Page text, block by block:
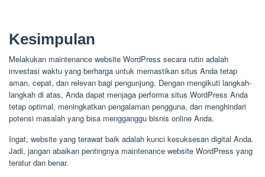
Kesimpulan
Melakukan maintenance website WordPress secara rutin adalah
investasi waktu yang berharga untuk memastikan situs Anda tetap
aman, cepat, dan relevan bagi pengunjung. Dengan mengikuti langkah-
langkah di atas, Anda dapat menjaga performa situs WordPress Anda
tetap optimal, meningkatkan pengalaman pengguna, dan menghindari
potensi masalah yang bisa mengganggu bisnis online Anda.
Ingat, website yang terawat baik adalah kunci kesuksesan digital Anda.
Jadi, jangan abaikan pentingnya maintenance website WordPress yang
teratur dan benar.